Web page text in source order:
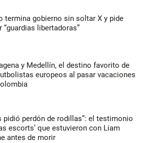
termina gobierno sin soltar X y pide
“guardias libertadoras”
y Medellín, el destino favorito de
europeos al pasar vacaciones
pidió perdón de rodillas”: el testimonio
escorts’ que estuvieron con Liam
antes de morir